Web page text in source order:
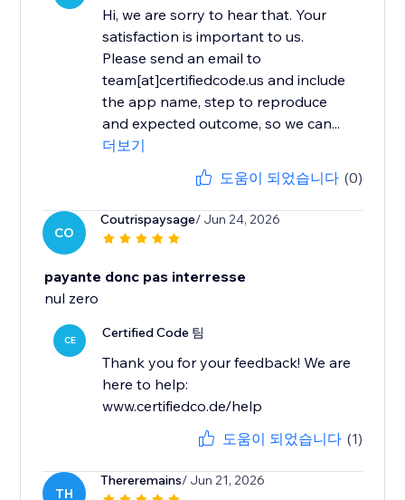
Hi, we are sorry to hear that. Your
satisfaction is important to us.
Please send an email to
team[at]certifiedcode.us and include
the app name, step to reproduce
and expected outcome, so we can...
더보기
도움이 되었습니다 (0)
CO
Coutrispaysage/ Jun 24, 2026
payante donc pas interresse
nul zero
CE Certified Code 팀
Thank you for your feedback! We are
here to help:
www.certifiedco.de/help
도움이 되었습니다 (1)
TH
Thereremains/ Jun 21, 2026